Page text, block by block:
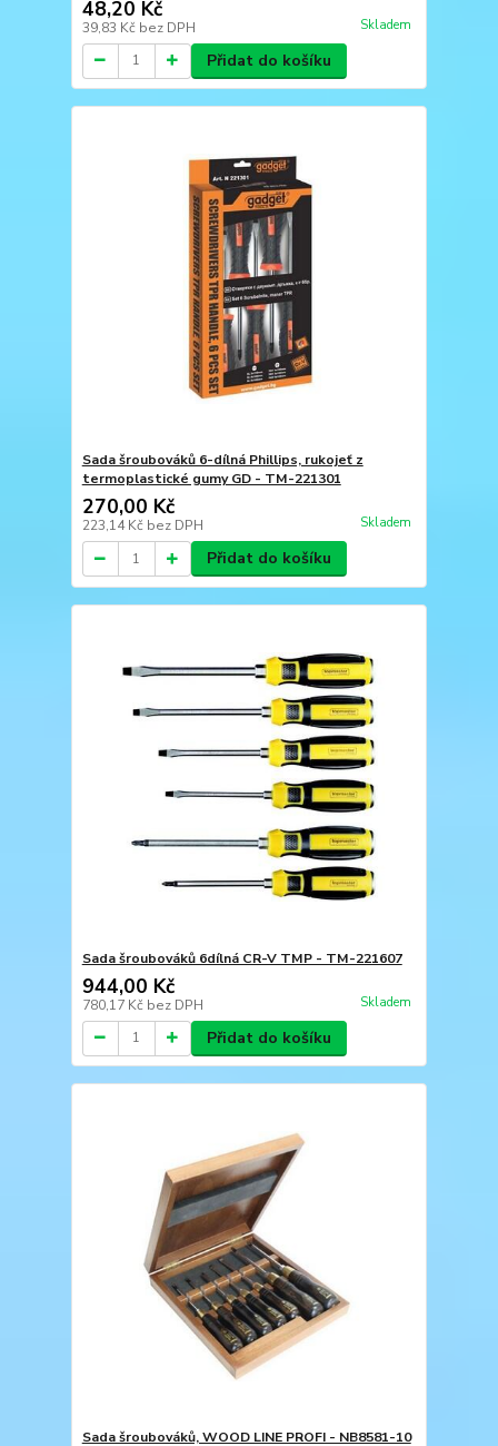
48,20 Kč
39,83 Kč bez DPH Skladem
Přidat do košíku
Sada šroubováků 6-dílná Phillips, rukojeť z
termoplastické gumy GD - TM-221301
270,00 Kč
223,14 Kč bez DPH Skladem
Přidat do košíku
Sada šroubováků 6dílná CR-V TMP - TM-221607
944,00 Kč
780,17 Kč bez DPH Skladem
Přidat do košíku
Sada šroubováků, WOOD LINE PROFI - NB8581-10